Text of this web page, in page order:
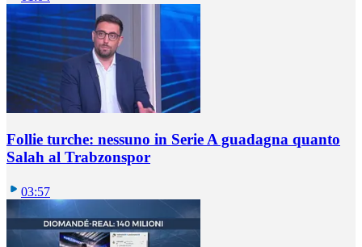
Follie turche: nessuno in Serie A guadagna quanto
Salah al Trabzonspor
03:57